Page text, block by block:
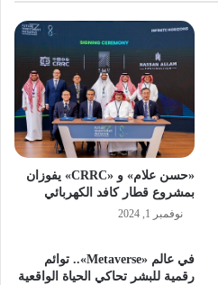
«حسن علام» و «CRRC» يفوزان
بمشروع قطار كافد الكهربائي
نوفمبر 1, 2024
في عالم «Metaverse».. توائم
رقمية للبشر تحاكي الحياة الواقعية